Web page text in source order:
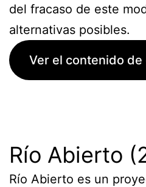
del fracaso de este
alternativas posibles.
Ver el contenido de
Río Abierto
Río Abierto es un